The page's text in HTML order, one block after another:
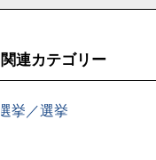
関連カテゴリー
選挙／選挙